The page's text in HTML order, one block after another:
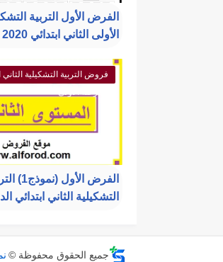
الفرض الأول التربية
الأولى الثاني ابتدائي 2020
فروض التربية التشكيلية الثاني
المرحلة الأولى
الفرض الأول
التشكيلية الثاني ابتدائي
جميع الحقوق محفوظة ©